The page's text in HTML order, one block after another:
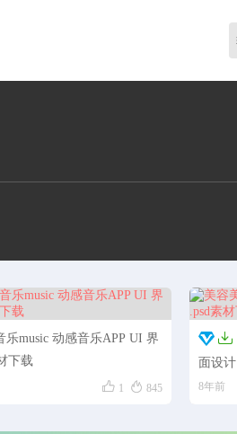
乐music 动感音乐APP UI 界
下载
 1  845

8年前